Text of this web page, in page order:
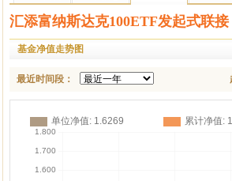
汇添富纳斯达克100ETF发起式联
基金净值走势图
最近时间段：